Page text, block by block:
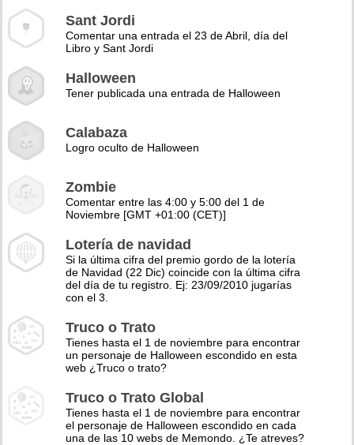
Sant Jordi
Comentar una entrada el 23 de Abril, día del
Libro y Sant Jordi
Halloween
Tener publicada una entrada de Halloween
Calabaza
Logro oculto de Halloween
Zombie
Comentar entre las 4:00 y 5:00 del 1 de
Noviembre [GMT +01:00 (CET)]
Lotería de navidad
Si la última cifra del premio gordo de la lotería
de Navidad (22 Dic) coincide con la última cifra
del día de tu registro. Ej: 23/09/2010 jugarías
con el 3.
Truco o Trato
Tienes hasta el 1 de noviembre para encontrar
un personaje de Halloween escondido en esta
web ¿Truco o trato?
Truco o Trato Global
Tienes hasta el 1 de noviembre para encontrar
el personaje de Halloween escondido en cada
una de las 10 webs de Memondo. ¿Te atreves?